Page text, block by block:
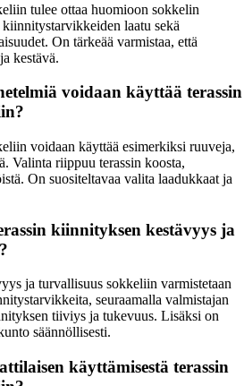
tulee ottaa huomioon sokkelin
laatu sekä
On tärkeää varmistaa, että
kestävä.
voidaan käyttää terassin
voidaan käyttää esimerkiksi ruuveja,
Valinta riippuu terassin koosta,
On suositeltavaa valita laadukkaat ja
kiinnityksen kestävyys ja
ja turvallisuus sokkeliin varmistetaan
seuraamalla valmistajan
tiiviys ja tukevuus. Lisäksi on
säännöllisesti.
käyttämisestä terassin